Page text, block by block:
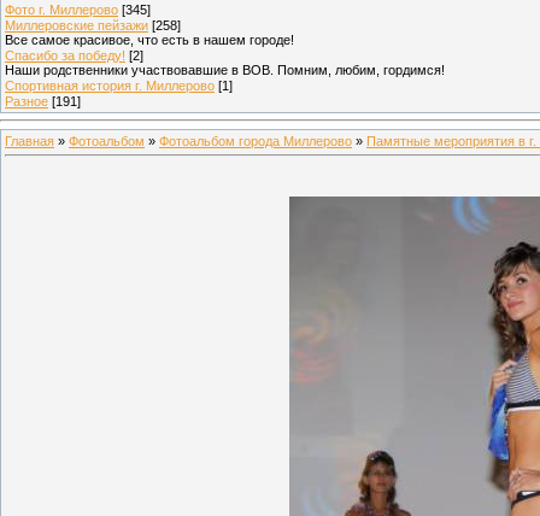
Фото г. Миллерово [345]
Миллеровские пейзажи [258]
Все самое красивое, что есть в нашем городе!
Спасибо за победу! [2]
Наши родственники участвовавшие в ВОВ. Помним, любим, гордимся!
Спортивная история г. Миллерово [1]
Разное [191]
Главная » Фотоальбом » Фотоальбом города Миллерово » Памятные мероприятия в